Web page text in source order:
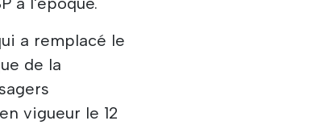
a remplacé le
de la
vigueur le 12